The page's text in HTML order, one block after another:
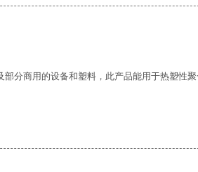
分商用的设备和塑料，此产品能用于热塑性